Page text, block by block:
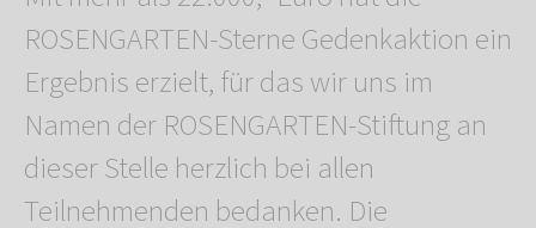
ROSENGARTEN-Sterne Gedenkaktion ein
Ergebnis erzielt, für das wir uns im
Namen der ROSENGARTEN-Stiftung an
dieser Stelle herzlich bei allen
Teilnehmenden bedanken. Die